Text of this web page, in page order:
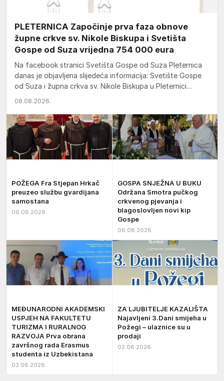
PLETERNICA Započinje prva faza obnove
župne crkve sv. Nikole Biskupa i Svetišta
Gospe od Suza vrijedna 754 000 eura
Na facebook stranici Svetišta Gospe od Suza Pleternica
danas je objavljena slijedeća informacija: Svetište Gospe
od Suza i župna crkva sv. Nikole Biskupa u Pleternici…
08.08.2026.
POŽEGA Fra Stjepan Hrkač
preuzeo službu gvardijana
samostana
06.08.2026.
GOSPA SNJEŽNA U BUKU
Održana Smotra pučkog
crkvenog pjevanja i
blagoslovljen novi kip
Gospe
06.08.2026.
MEĐUNARODNI AKADEMSKI
USPJEH NA FAKULTETU
TURIZMA I RURALNOG
RAZVOJA Prva obrana
završnog rada Erasmus
studenta iz Uzbekistana
03.08.2026.
ZA LJUBITELJE KAZALIŠTA
Najavljeni 3.Dani smijeha u
Požegi – ulaznice su u
prodaji
02.08.2026.